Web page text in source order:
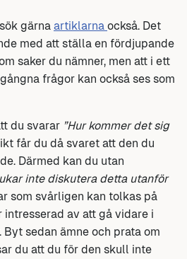
gärna artiklarna också. Det
med att ställa en fördjupande
saker du nämner, men att i ett
frågor kan också ses som
du svarar ”Hur kommer det sig
får du då svaret att den du
Därmed kan du utan
inte diskutera detta utanför
som svårligen kan tolkas på
intresserad av att gå vidare i
sedan ämne och prata om
du att du för den skull inte